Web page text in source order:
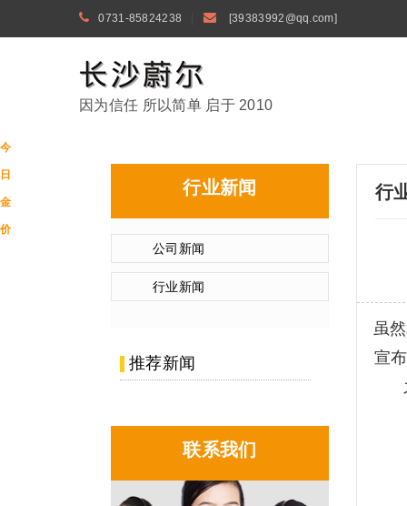
0731-85824238 [39383992@qq.com]
因为信任 所以简单 启于 2010
行业新闻
公司新闻
行业新闻
推荐新闻
联系我们
行
虽
宣
今
日
金
价